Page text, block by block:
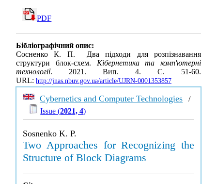
PDF
Бібліографічний опис:
Сосненко К. П. Два підходи для розпізнавання
структури блок-схем. Кібернетика та комп'ютерні
технології. 2021. Вип. 4. С. 51-60.
URL: http://jnas.nbuv.gov.ua/article/UJRN-0001353857
Cybernetics and Computer Technologies /
Issue (2021, 4)
Sosnenko K. P.
Two Approaches for Recognizing the
Structure of Block Diagrams